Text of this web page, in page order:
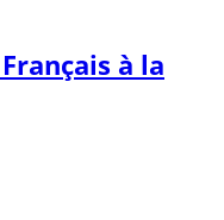
à la